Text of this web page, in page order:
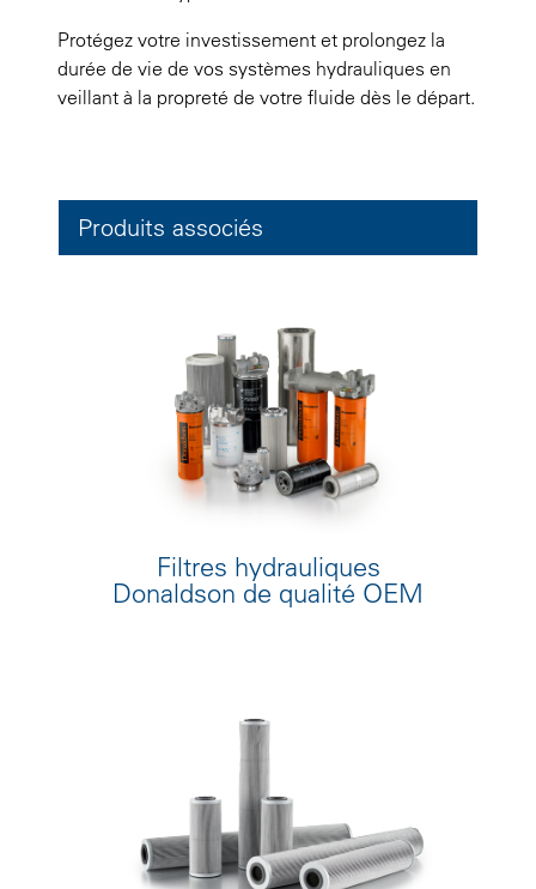
Protégez votre investissement et prolongez la
durée de vie de vos systèmes hydrauliques en
veillant à la propreté de votre fluide dès le départ.
Produits associés
Filtres hydrauliques
Donaldson de qualité OEM